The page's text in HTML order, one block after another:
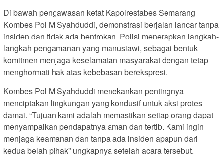
Di bawah pengawasan ketat Kapolrestabes Semarang
Kombes Pol M Syahduddi, demonstrasi berjalan lancar tanpa
insiden dan tidak ada bentrokan. Polisi menerapkan langkah-
langkah pengamanan yang manusiawi, sebagai bentuk
komitmen menjaga keselamatan masyarakat dengan tetap
menghormati hak atas kebebasan berekspresi.
Kombes Pol M Syahduddi menekankan pentingnya
menciptakan lingkungan yang kondusif untuk aksi protes
damai. “Tujuan kami adalah memastikan setiap orang dapat
menyampaikan pendapatnya aman dan tertib. Kami ingin
menjaga keamanan dan tanpa ada insiden apapun dari
kedua belah pihak” ungkapnya setelah acara tersebut.